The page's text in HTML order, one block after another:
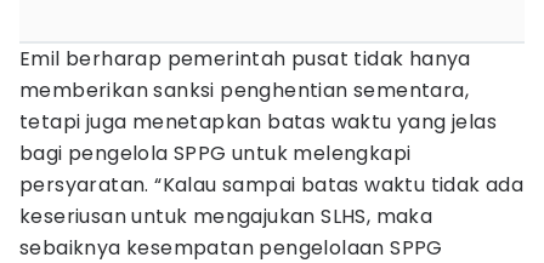
Emil berharap pemerintah pusat tidak hanya
memberikan sanksi penghentian sementara,
tetapi juga menetapkan batas waktu yang jelas
bagi pengelola SPPG untuk melengkapi
persyaratan. “Kalau sampai batas waktu tidak ada
keseriusan untuk mengajukan SLHS, maka
sebaiknya kesempatan pengelolaan SPPG